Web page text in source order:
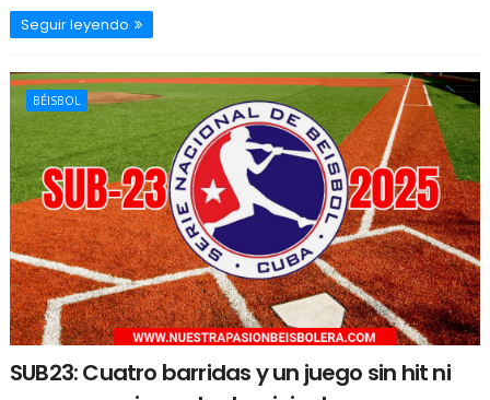
Seguir leyendo
BÉISBOL
SUB23: Cuatro barridas y un juego sin hit ni